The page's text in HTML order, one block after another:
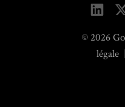
© 2026
légale